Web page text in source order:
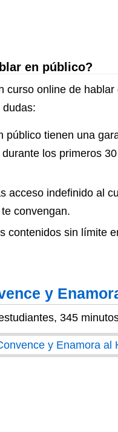
en público?
curso online de
público tienen una
los primeros
acceso indefinido al
convengan.
contenidos sin límite
y
345